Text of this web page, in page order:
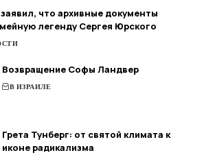
что архивные документы
легенду Сергея Юрского
Возвращение Софы Ландвер
В ИЗРАИЛЕ
Грета Тунберг: от святой климата к
иконе радикализма